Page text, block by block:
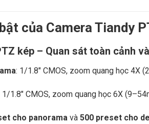
của Camera Tiandy
kép – Quan sát toàn cảnh
: 1/1.8″ CMOS, zoom quang học 4X
1/1.8″ CMOS, zoom quang học 6X
cho panorama và 500 preset cho